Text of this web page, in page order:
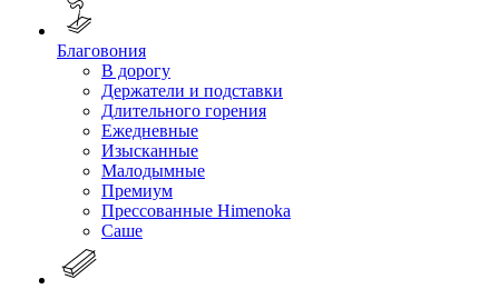
Благовония
В дорогу
Держатели и подставки
Длительного горения
Ежедневные
Изысканные
Малодымные
Премиум
Прессованные Himenoka
Саше